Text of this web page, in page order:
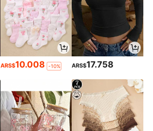
ARS$10.008 -10% ARS$17.758